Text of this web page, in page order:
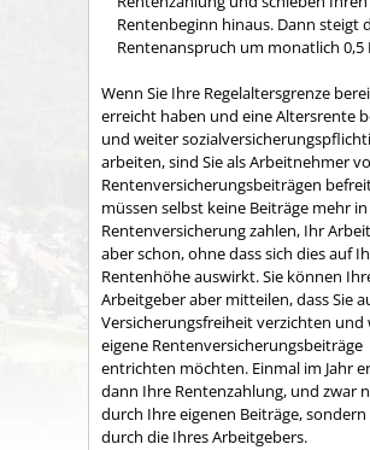
Rentenbeginn hinaus. Dann steigt
Rentenanspruch um monatlich 0,5
Wenn Sie Ihre Regelaltersgrenze
erreicht haben und eine Altersrente
und weiter
arbeiten, sind Sie als Arbeitnehmer
Rentenversicherungsbeiträgen
müssen selbst keine Beiträge mehr
Rentenversicherung zahlen, Ihr
aber schon, ohne dass sich dies auf
Rentenhöhe auswirkt. Sie können
Arbeitgeber aber mitteilen, dass Sie
Versicherungsfreiheit verzichten und
eigene Rentenversicherungsbeiträge
entrichten möchten. Einmal im Jahr
dann Ihre Rentenzahlung, und zwar
durch Ihre eigenen Beiträge, sondern
durch die Ihres Arbeitgebers.